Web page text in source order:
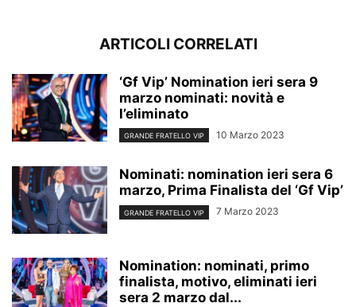
ARTICOLI CORRELATI
‘Gf Vip’ Nomination ieri sera 9
marzo nominati: novità e
l’eliminato
GRANDE FRATELLO VIP 10 Marzo 2023
Nominati: nomination ieri sera 6
marzo, Prima Finalista del ‘Gf Vip’
GRANDE FRATELLO VIP 7 Marzo 2023
Nomination: nominati, primo
finalista, motivo, eliminati ieri
sera 2 marzo dal...